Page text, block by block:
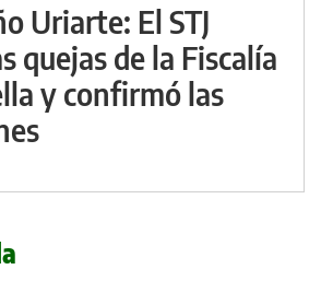
Uriarte: El STJ
quejas de la Fiscalía
y confirmó las